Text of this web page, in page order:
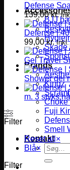
BJJ
Skade
Brands
Kingz
Choke
Fuji
Smell
Kontakt
Søg
efter:
Defense
139,00kr.
Defense |
99,00kr. Inkl.
Gel Travel
Shower gel
m. 3 styks
Filter
Reset all ×
Blå×
Filter